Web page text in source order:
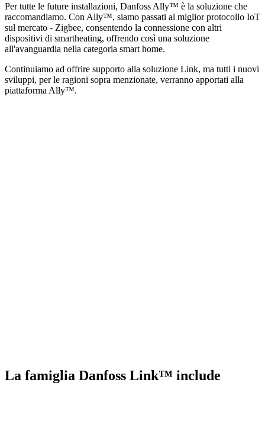
Per tutte le future installazioni, Danfoss Ally™ è la soluzione che
raccomandiamo. Con Ally™, siamo passati al miglior protocollo IoT
sul mercato - Zigbee, consentendo la connessione con altri
dispositivi di smartheating, offrendo così una soluzione
all'avanguardia nella categoria smart home.
Continuiamo ad offrire supporto alla soluzione Link, ma tutti i nuovi
sviluppi, per le ragioni sopra menzionate, verranno apportati alla
piattaforma Ally™.
La famiglia Danfoss Link™ include